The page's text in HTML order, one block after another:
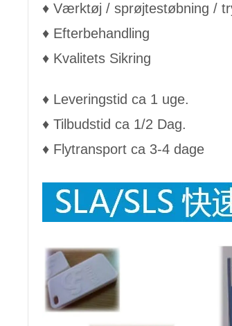
♦ Værktøj / sprøjtestøbning /
♦ Efterbehandling
♦ Kvalitets Sikring
♦ Leveringstid ca 1 uge.
♦ Tilbudstid ca 1/2 Dag.
♦ Flytransport ca 3-4 dage